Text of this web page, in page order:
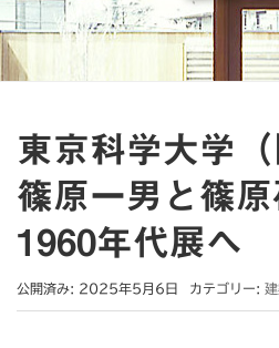
東京科学大学（
篠原一男と篠
1960年代展へ
公開済み: 2025年5月6日 カテゴリー: